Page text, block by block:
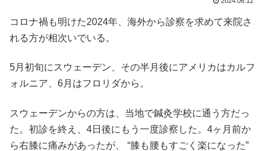
コロナ禍も明けた2024年、海外から診察を求めて来院さ
れる方が相次いでいる。
5月初旬にスウェーデン、その半月後にアメリカはカルフ
ォルニア、6月はフロリダから。
スウェーデンからの方は、当地で鍼灸学校に通う方だっ
た。初診を終え、4日後にもう一度診察した。4ヶ月前か
ら右膝に痛みがあったが、 “膝も腰もすごく楽になった”